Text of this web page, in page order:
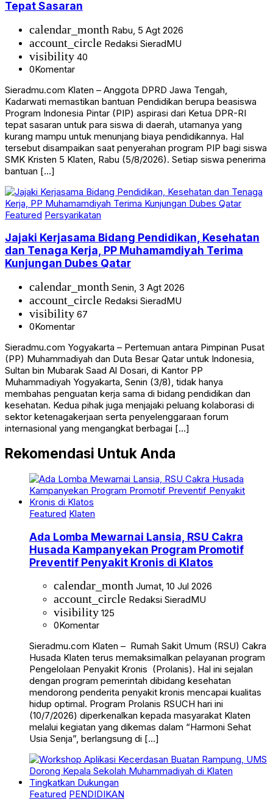
Tepat Sasaran
calendar_month Rabu, 5 Agt 2026
account_circle Redaksi SieradMU
visibility 40
0Komentar
Sieradmu.com Klaten – Anggota DPRD Jawa Tengah,
Kadarwati memastikan bantuan Pendidikan berupa beasiswa
Program Indonesia Pintar (PIP) aspirasi dari Ketua DPR-RI
tepat sasaran untuk para siswa di daerah, utamanya yang
kurang mampu untuk menunjang biaya pendidikannya. Hal
tersebut disampaikan saat penyerahan program PIP bagi siswa
SMK Kristen 5 Klaten, Rabu (5/8/2026). Setiap siswa penerima
bantuan […]
Featured Persyarikatan
Jajaki Kerjasama Bidang Pendidikan, Kesehatan
dan Tenaga Kerja, PP Muhamamdiyah Terima
Kunjungan Dubes Qatar
calendar_month Senin, 3 Agt 2026
account_circle Redaksi SieradMU
visibility 67
0Komentar
Sieradmu.com Yogyakarta – Pertemuan antara Pimpinan Pusat
(PP) Muhammadiyah dan Duta Besar Qatar untuk Indonesia,
Sultan bin Mubarak Saad Al Dosari, di Kantor PP
Muhammadiyah Yogyakarta, Senin (3/8), tidak hanya
membahas penguatan kerja sama di bidang pendidikan dan
kesehatan. Kedua pihak juga menjajaki peluang kolaborasi di
sektor ketenagakerjaan serta penyelenggaraan forum
internasional yang mengangkat berbagai […]
Rekomendasi Untuk Anda
Featured Klaten
Ada Lomba Mewarnai Lansia, RSU Cakra
Husada Kampanyekan Program Promotif
Preventif Penyakit Kronis di Klatos
calendar_month Jumat, 10 Jul 2026
account_circle Redaksi SieradMU
visibility 125
0Komentar
Sieradmu.com Klaten – Rumah Sakit Umum (RSU) Cakra
Husada Klaten terus memaksimalkan pelayanan program
Pengelolaan Penyakit Kronis (Prolanis). Hal ini sejalan
dengan program pemerintah dibidang kesehatan
mendorong penderita penyakit kronis mencapai kualitas
hidup optimal. Program Prolanis RSUCH hari ini
(10/7/2026) diperkenalkan kepada masyarakat Klaten
melalui kegiatan yang dikemas dalam “Harmoni Sehat
Usia Senja”, berlangsung di […]
Featured PENDIDIKAN